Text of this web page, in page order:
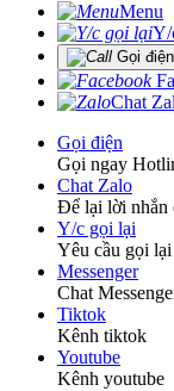
Menu
Y/
Gọi điện
Chat
Gọi điện
Gọi ngay
Chat Zalo
Để lại lời nhắn
Y/c gọi lại
Yêu cầu gọi lại
Messenger
Chat
Tiktok
Kênh tiktok
Youtube
Kênh youtube